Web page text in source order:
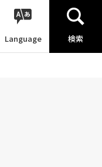
Language 検索